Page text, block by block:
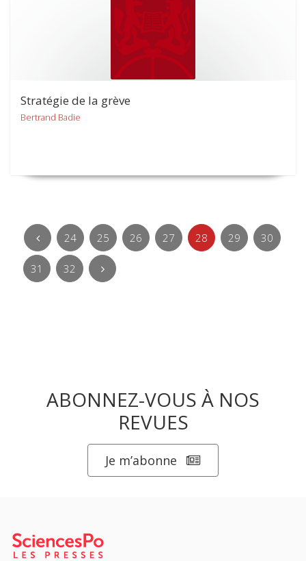
Stratégie de la grève
Bertrand Badie
24 25 26 27 28 29 30
31 32
ABONNEZ-VOUS À NOS
REVUES
Je m’abonne